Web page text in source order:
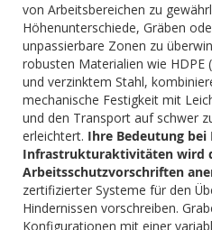
von Arbeitsbereichen zu
Höhenunterschiede, Gräben
unpassierbare Zonen zu
robusten Materialien wie HDPE
und verzinktem Stahl,
mechanische Festigkeit mit
und den Transport auf schwer
erleichtert. Ihre Bedeutung
Infrastrukturaktivitäten wird
Arbeitsschutzvorschriften
zertifizierter Systeme für den
Hindernissen vorschreiben.
Konfigurationen mit einer